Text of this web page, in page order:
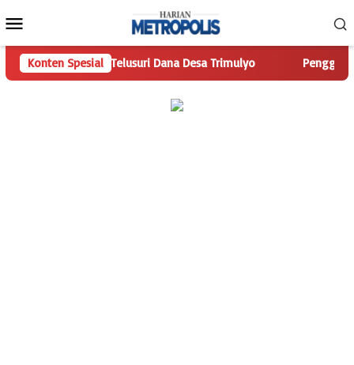
ke
Mobile
Konten SpesialTelusuri Dana Desa Trimulyo Pengguna